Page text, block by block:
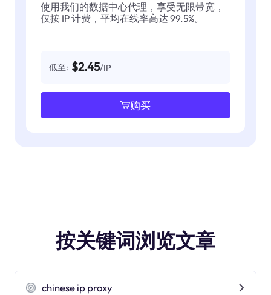
使用我们的数据中心代理，享受无限带宽，
仅按 IP 计费，平均在线率高达 99.5%。
低至: $2.45/IP
购买
按关键词浏览文章
chinese ip proxy